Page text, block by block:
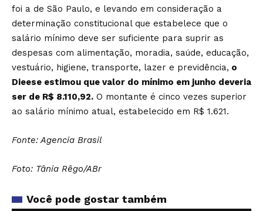
foi a de São Paulo, e levando em consideração a
determinação constitucional que estabelece que o
salário mínimo deve ser suficiente para suprir as
despesas com alimentação, moradia, saúde, educação,
vestuário, higiene, transporte, lazer e previdência, o
Dieese estimou que valor do mínimo em junho deveria
ser de R$ 8.110,92. O montante é cinco vezes superior
ao salário mínimo atual, estabelecido em R$ 1.621.
Fonte: Agencia Brasil
Foto: Tânia Rêgo/ABr
Você pode gostar também